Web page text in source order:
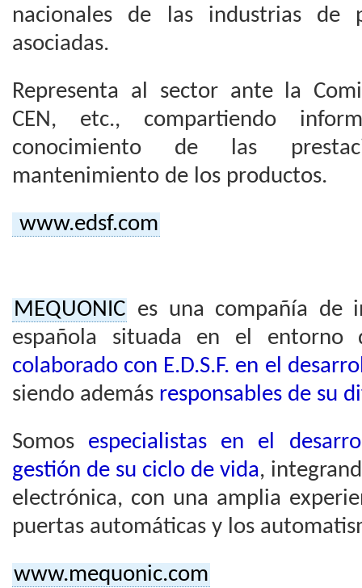
nacionales de las industrias de
asociadas.
Representa al sector ante la
CEN, etc., compartiendo
conocimiento de las
mantenimiento de los productos.
www.edsf.com
MEQUONIC es una compañía de
española situada en el
colaborado con E.D.S.F. en el
siendo además responsables de su
Somos especialistas en el
gestión de su ciclo de vida,
electrónica, con una amplia
puertas automáticas y los
www.mequonic.com